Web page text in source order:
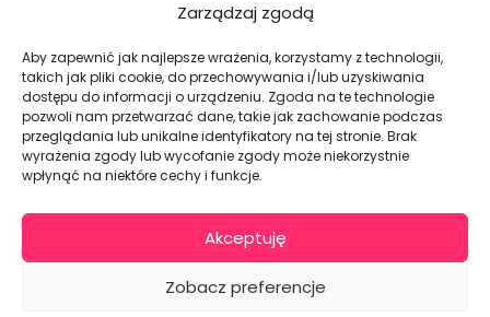
Zarządzaj zgodą
Aby zapewnić jak najlepsze wrażenia, korzystamy z technologii,
takich jak pliki cookie, do przechowywania i/lub uzyskiwania
dostępu do informacji o urządzeniu. Zgoda na te technologie
pozwoli nam przetwarzać dane, takie jak zachowanie podczas
przeglądania lub unikalne identyfikatory na tej stronie. Brak
wyrażenia zgody lub wycofanie zgody może niekorzystnie
wpłynąć na niektóre cechy i funkcje.
Akceptuję
Zobacz preferencje
Dekoracje na torty i akcesoria imprezowe
KONTAKT I DANE FIRMOWE
tortoweozdoby.sklep@gmail.com
ul. Modularna 12, 02-238 Warszawa